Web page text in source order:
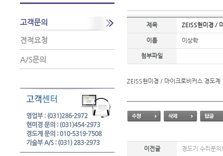
고객문의
견적요청
A/S문의
제목 ZEISS현미경 /
이름 이상학
첨부파일
ZEISS현미경 / 마이크로비커스 경도
이전글 경도기 수리문